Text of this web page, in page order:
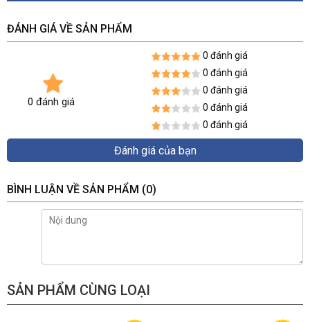
ĐÁNH GIÁ VỀ SẢN PHẨM
0 đánh giá
0 đánh giá
0 đánh giá
0 đánh giá
0 đánh giá
0 đánh giá
Đánh giá của bạn
BÌNH LUẬN VỀ SẢN PHẨM (0)
SẢN PHẨM CÙNG LOẠI